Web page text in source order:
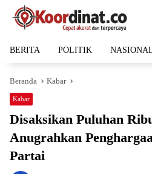
Langsung
BERITA POLITIK
Beranda Kabar
Kabar
Disaksikan Puluhan
Anugrahkan
Partai